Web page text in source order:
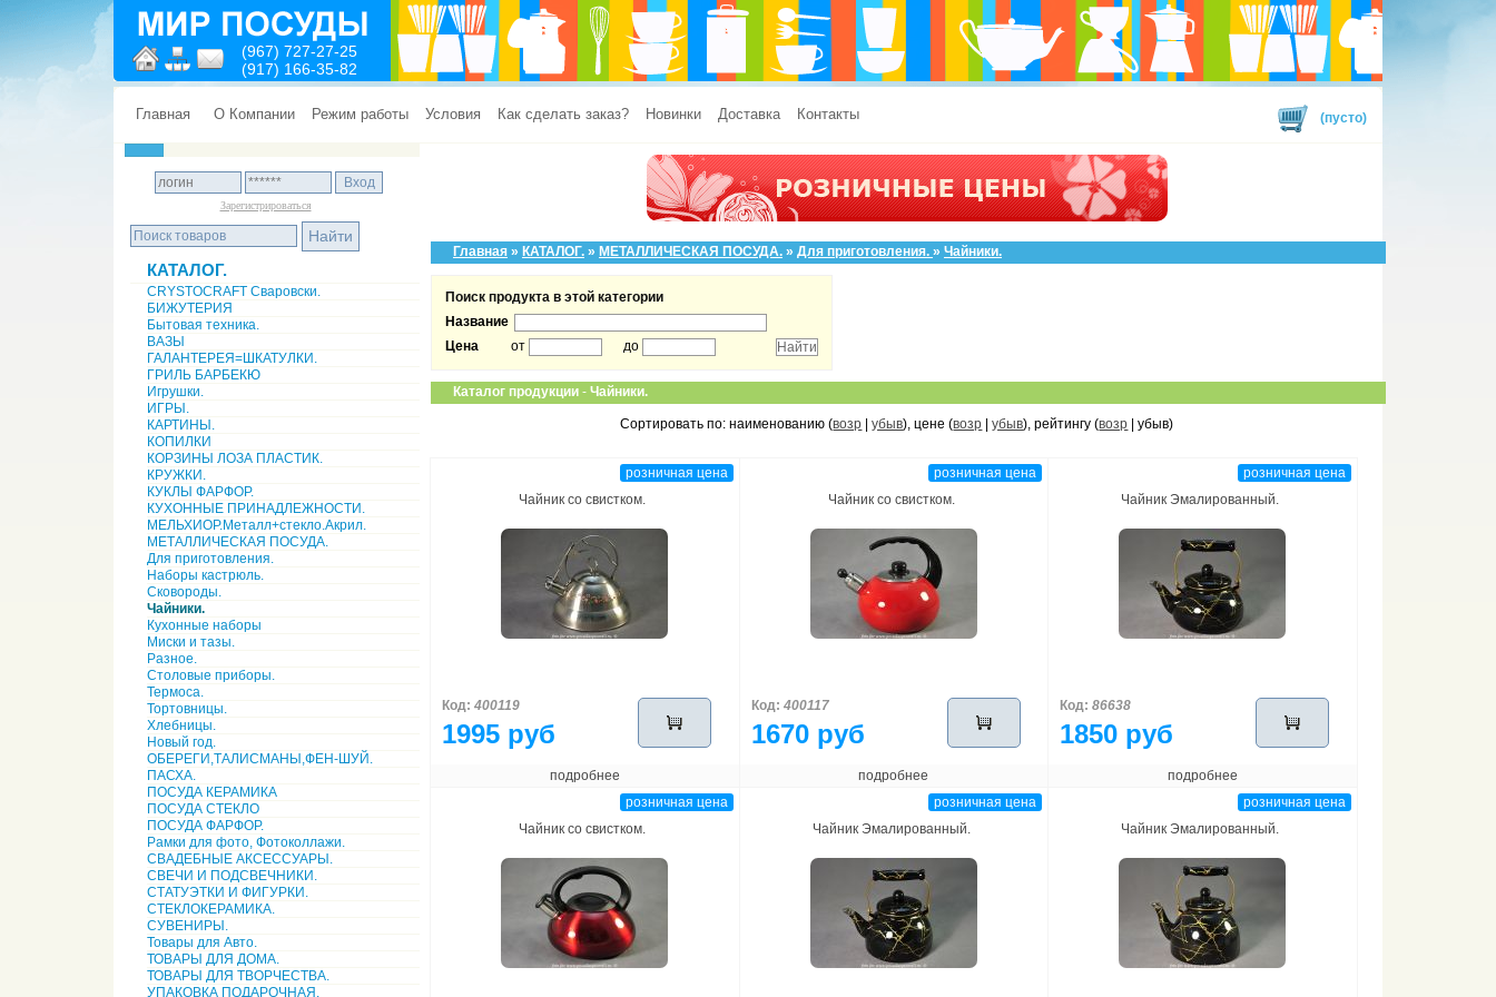
(967) 727-27-25
(917) 166-35-82
Главная О Компании Режим работы Условия Как сделать заказ? Новинки Доставка Контакты (пусто)
Зарегистрироваться
КАТАЛОГ.
CRYSTOCRAFT Сваровски.
БИЖУТЕРИЯ
Бытовая техника.
ВАЗЫ
ГАЛАНТЕРЕЯ=ШКАТУЛКИ.
ГРИЛЬ БАРБЕКЮ
Игрушки.
ИГРЫ.
КАРТИНЫ.
КОПИЛКИ
КОРЗИНЫ ЛОЗА ПЛАСТИК.
КРУЖКИ.
КУКЛЫ ФАРФОР.
КУХОННЫЕ ПРИНАДЛЕЖНОСТИ.
МЕЛЬХИОР.Металл+стекло.Акрил.
МЕТАЛЛИЧЕСКАЯ ПОСУДА.
Для приготовления.
Наборы кастрюль.
Сковороды.
Чайники.
Кухонные наборы
Миски и тазы.
Разное.
Столовые приборы.
Термоса.
Тортовницы.
Хлебницы.
Новый год.
ОБЕРЕГИ,ТАЛИСМАНЫ,ФЕН-ШУЙ.
ПАСХА.
ПОСУДА КЕРАМИКА
ПОСУДА СТЕКЛО
ПОСУДА ФАРФОР.
Рамки для фото, Фотоколлажи.
СВАДЕБНЫЕ АКСЕССУАРЫ.
СВЕЧИ И ПОДСВЕЧНИКИ.
СТАТУЭТКИ И ФИГУРКИ.
СТЕКЛОКЕРАМИКА.
СУВЕНИРЫ.
Товары для Авто.
ТОВАРЫ ДЛЯ ДОМА.
ТОВАРЫ ДЛЯ ТВОРЧЕСТВА.
УПАКОВКА ПОДАРОЧНАЯ.
Главная » КАТАЛОГ. » МЕТАЛЛИЧЕСКАЯ ПОСУДА. » Для приготовления. » Чайники.
Поиск продукта в этой категории
Название
Цена
от до
Каталог продукции - Чайники.
Сортировать по: наименованию (возр |убыв), цене (возр |убыв), рейтингу (возр | убыв)
розничная цена
Чайник со свистком.
Код: 400119
1995 руб
подробнее
розничная цена
Чайник со свистком.
Код: 400117
1670 руб
подробнее
розничная цена
Чайник Эмалированный.
Код: 86638
1850 руб
подробнее
розничная цена
Чайник со свистком.
розничная цена
Чайник Эмалированный.
розничная цена
Чайник Эмалированный.